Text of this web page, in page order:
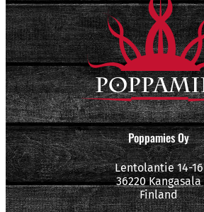
Poppamies Oy
Lentolantie 14-16
36220 Kangasala
Finland